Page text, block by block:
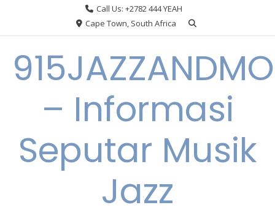
Call Us: +2782 444 YEAH
Cape Town, South Africa
– Informasi
Seputar Musik
Jazz